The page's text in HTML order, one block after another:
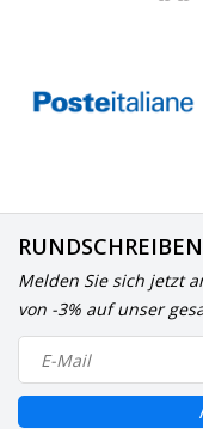
Melden Sie sich jetzt
von -3% auf unser